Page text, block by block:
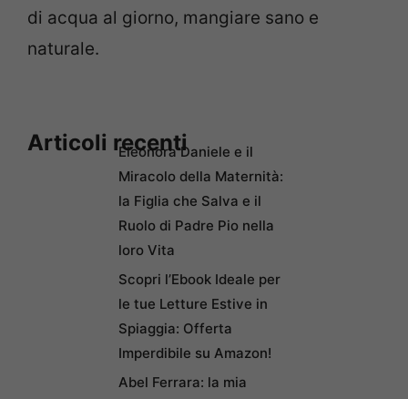
di acqua al giorno, mangiare sano e
naturale.
Articoli recentiEleonora Daniele e il
Miracolo della Maternità:
la Figlia che Salva e il
Ruolo di Padre Pio nella
loro Vita
Scopri l’Ebook Ideale per
le tue Letture Estive in
Spiaggia: Offerta
Imperdibile su Amazon!
Abel Ferrara: la mia